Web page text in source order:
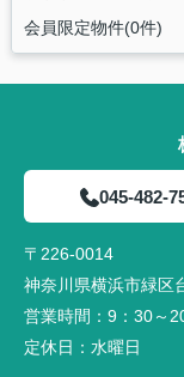
会員限定物件(0件)
045-482-
〒226-0014
神奈川県横浜市緑区
営業時間： 9：30～
定休日： 水曜日